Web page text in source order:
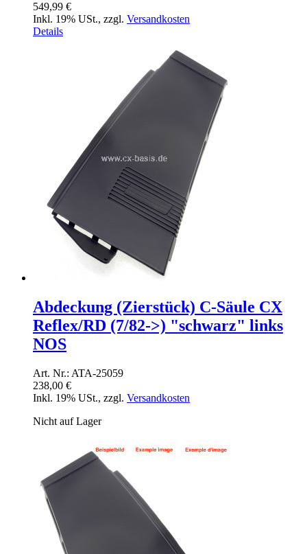
549,99 €
Inkl. 19% USt., zzgl. Versandkosten
Details
Abdeckung (Zierstück) C-Säule CX
Reflex/RD (7/82->) "schwarz" links
NOS
Art. Nr.: ATA-25059
238,00 €
Inkl. 19% USt., zzgl. Versandkosten
Nicht auf Lager